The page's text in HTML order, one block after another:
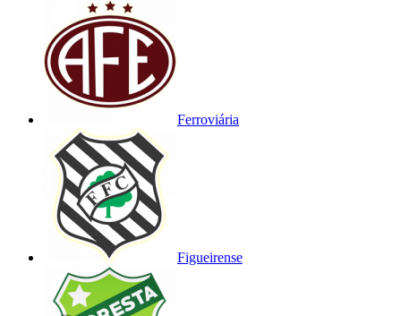
Ferroviária
Figueirense